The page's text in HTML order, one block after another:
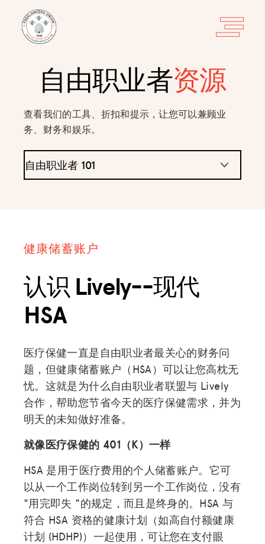
自由职业者资源
查看我们的工具、折扣和提示，让您可以兼顾业
务、财务和娱乐。
健康储蓄账户
认识 Lively--现代
HSA
医疗保健一直是自由职业者最关心的财务问
题，但健康储蓄账户（HSA）可以让您高枕无
忧。这就是为什么自由职业者联盟与 Lively
合作，帮助您节省今天的医疗保健需求，并为
明天的未知做好准备。
就像医疗保健的 401（K）一样
HSA 是用于医疗费用的个人储蓄账户。它可
以从一个工作岗位转到另一个工作岗位，没有
"用完即失 "的规定，而且是终身的。HSA 与
符合 HSA 资格的健康计划（如高自付额健康
计划 (HDHP)）一起使用，可让您在支付眼